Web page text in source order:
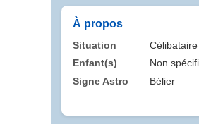
À propos
Situation
Célibataire
Enfant(s)
Non
Signe Astro
Bélier